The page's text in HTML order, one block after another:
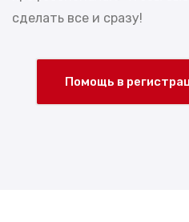
сделать все и сразу!
Помощь в